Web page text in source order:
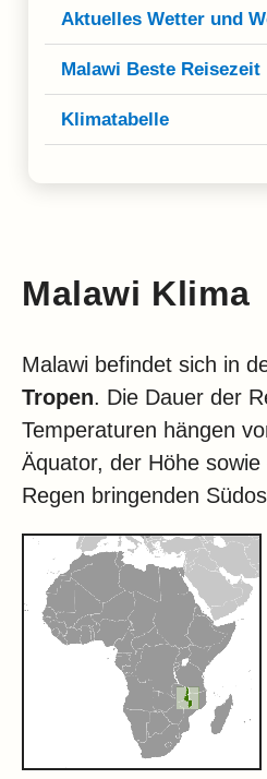
Aktuelles Wetter und
Malawi Beste Reisezeit
Klimatabelle
Malawi Klima
Malawi befindet sich in
Tropen. Die Dauer der
Temperaturen hängen
Äquator, der Höhe
Regen bringenden